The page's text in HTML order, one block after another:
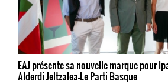
EAJ présente sa nouvelle marque pour
Alderdi Jeltzalea-Le Parti Basque